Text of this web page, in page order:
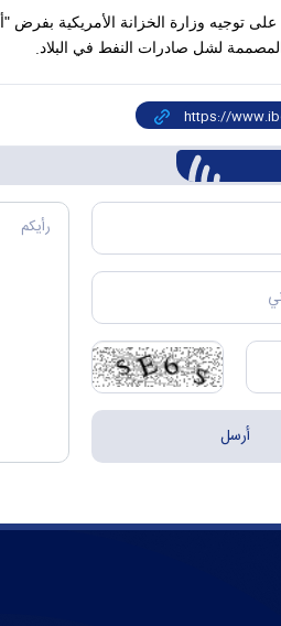
توجيه وزارة الخزانة الأمريكية
لشل صادرات النفط في البلاد.